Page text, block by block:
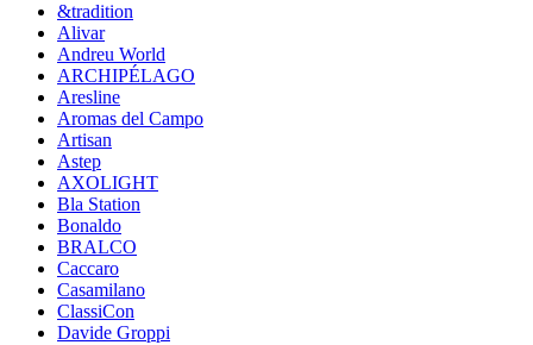
&tradition
Alivar
Andreu World
ARCHIPÉLAGO
Aresline
Aromas del Campo
Artisan
Astep
AXOLIGHT
Bla Station
Bonaldo
BRALCO
Caccaro
Casamilano
ClassiCon
Davide Groppi